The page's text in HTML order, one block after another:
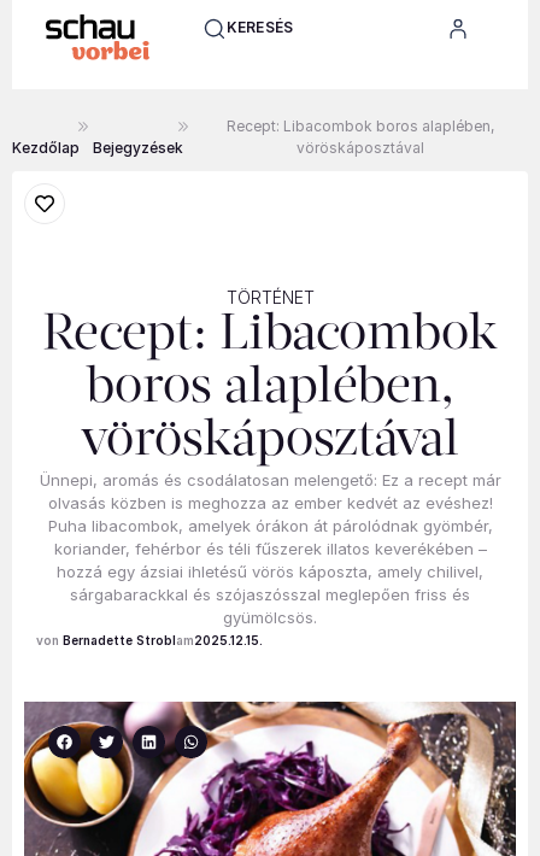
KERESÉS
Kezdőlap Bejegyzések
Recept: Libacombok boros alaplében,
vöröskáposztával
TÖRTÉNET
Recept: Libacombok
boros alaplében,
vöröskáposztával
Ünnepi, aromás és csodálatosan melengető: Ez a recept már
olvasás közben is meghozza az ember kedvét az evéshez!
Puha libacombok, amelyek órákon át párolódnak gyömbér,
koriander, fehérbor és téli fűszerek illatos keverékében –
hozzá egy ázsiai ihletésű vörös káposzta, amely chilivel,
sárgabarackkal és szójaszósszal meglepően friss és
gyümölcsös.
Bernadette Strobl 2025.12.15.